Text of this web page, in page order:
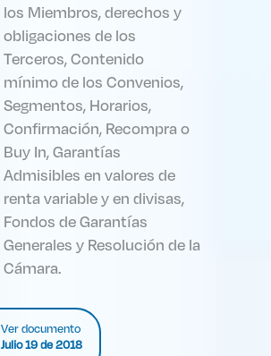
los Miembros, derechos y
obligaciones de los
Terceros, Contenido
mínimo de los Convenios,
Segmentos, Horarios,
Confirmación, Recompra o
Buy In, Garantías
Admisibles en valores de
renta variable y en divisas,
Fondos de Garantías
Generales y Resolución de la
Cámara.
Ver documento
Julio 19 de 2018